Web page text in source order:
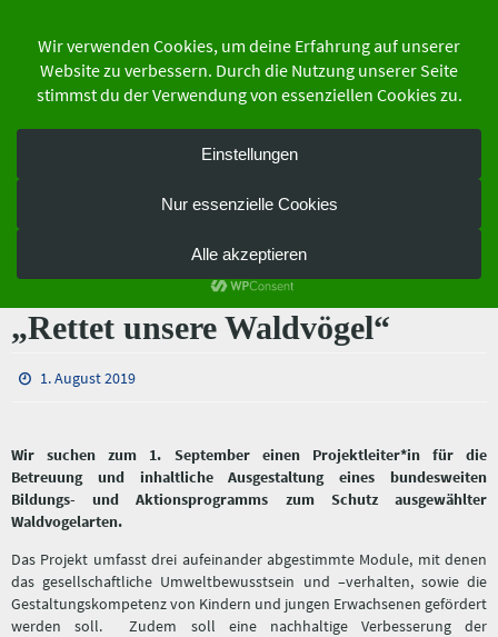
springen
der Schutzgemeinschaft Deutscher Wald
Bundesverband e.V.
Stellenangebot: Projektleiter*in
(70%) für das
Umweltaktionsprogramm
„Rettet unsere Waldvögel“
1. August 2019
Wir suchen zum 1. September einen Projektleiter*in für die
Betreuung und inhaltliche Ausgestaltung eines bundesweiten
Bildungs- und Aktionsprogramms zum Schutz ausgewählter
Waldvogelarten.
Das Projekt umfasst drei aufeinander abgestimmte Module, mit denen
das gesellschaftliche Umweltbewusstsein und –verhalten, sowie die
Gestaltungskompetenz von Kindern und jungen Erwachsenen gefördert
werden soll. Zudem soll eine nachhaltige Verbesserung der